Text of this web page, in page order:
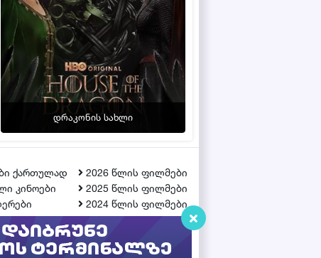
დრაკონის სახლი
ქართულად
კინოები
2026 წლის ფილმები
2025 წლის ფილმები
2024 წლის ფილმები